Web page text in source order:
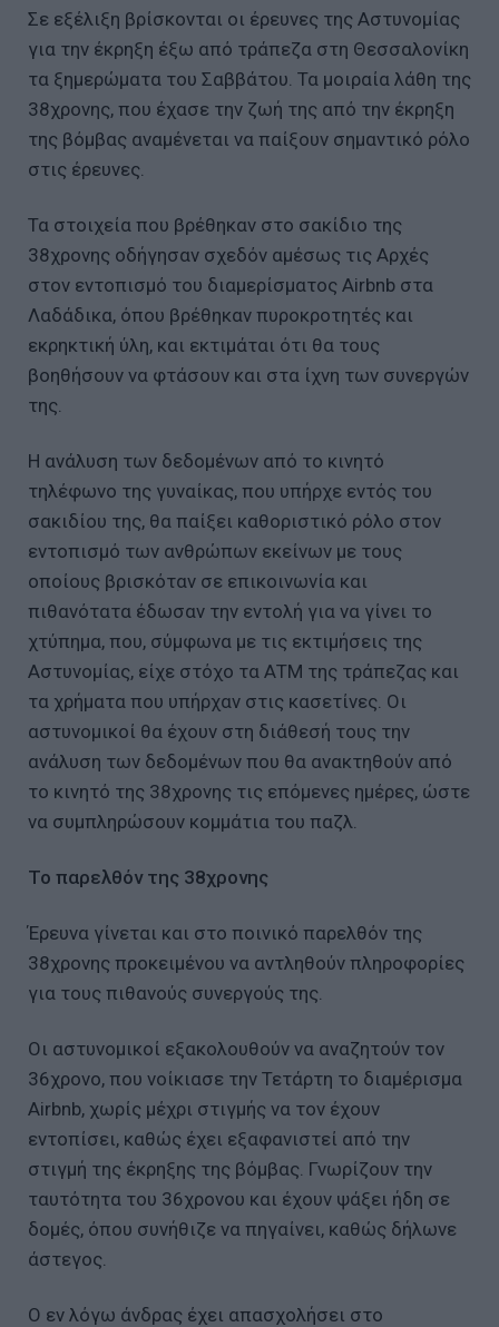
Σε εξέλιξη βρίσκονται οι έρευνες της Αστυνομίας
για την έκρηξη έξω από τράπεζα στη Θεσσαλονίκη
τα ξημερώματα του Σαββάτου. Τα μοιραία λάθη της
38χρονης, που έχασε την ζωή της από την έκρηξη
της βόμβας αναμένεται να παίξουν σημαντικό ρόλο
στις έρευνες.
Τα στοιχεία που βρέθηκαν στο σακίδιο της
38χρονης οδήγησαν σχεδόν αμέσως τις Αρχές
στον εντοπισμό του διαμερίσματος Airbnb στα
Λαδάδικα, όπου βρέθηκαν πυροκροτητές και
εκρηκτική ύλη, και εκτιμάται ότι θα τους
βοηθήσουν να φτάσουν και στα ίχνη των συνεργών
της.
Η ανάλυση των δεδομένων από το κινητό
τηλέφωνο της γυναίκας, που υπήρχε εντός του
σακιδίου της, θα παίξει καθοριστικό ρόλο στον
εντοπισμό των ανθρώπων εκείνων με τους
οποίους βρισκόταν σε επικοινωνία και
πιθανότατα έδωσαν την εντολή για να γίνει το
χτύπημα, που, σύμφωνα με τις εκτιμήσεις της
Αστυνομίας, είχε στόχο τα ΑΤΜ της τράπεζας και
τα χρήματα που υπήρχαν στις κασετίνες. Οι
αστυνομικοί θα έχουν στη διάθεσή τους την
ανάλυση των δεδομένων που θα ανακτηθούν από
το κινητό της 38χρονης τις επόμενες ημέρες, ώστε
να συμπληρώσουν κομμάτια του παζλ.
Το παρελθόν της 38χρονης
Έρευνα γίνεται και στο ποινικό παρελθόν της
38χρονης προκειμένου να αντληθούν πληροφορίες
για τους πιθανούς συνεργούς της.
Οι αστυνομικοί εξακολουθούν να αναζητούν τον
36χρονο, που νοίκιασε την Τετάρτη το διαμέρισμα
Airbnb, χωρίς μέχρι στιγμής να τον έχουν
εντοπίσει, καθώς έχει εξαφανιστεί από την
στιγμή της έκρηξης της βόμβας. Γνωρίζουν την
ταυτότητα του 36χρονου και έχουν ψάξει ήδη σε
δομές, όπου συνήθιζε να πηγαίνει, καθώς δήλωνε
άστεγος.
Ο εν λόγω άνδρας έχει απασχολήσει στο